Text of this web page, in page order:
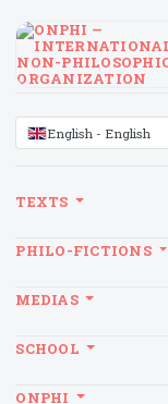
LANGUAGE
English - English
TEXTS
PHILO-FICTIONS
MEDIAS
SCHOOL
ONPHI